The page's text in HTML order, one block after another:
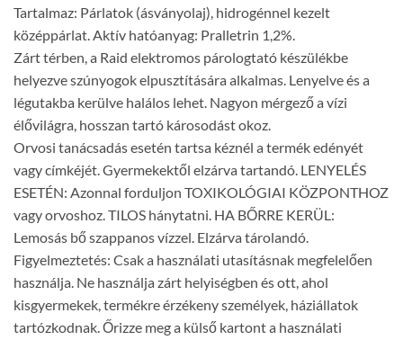
Tartalmaz: Párlatok (ásványolaj), hidrogénnel kezelt
középpárlat. Aktív hatóanyag: Pralletrin 1,2%.
Zárt térben, a Raid elektromos párologtató készülékbe
helyezve szúnyogok elpusztítására alkalmas. Lenyelve és a
légutakba kerülve halálos lehet. Nagyon mérgező a vízi
élővilágra, hosszan tartó károsodást okoz.
Orvosi tanácsadás esetén tartsa kéznél a termék edényét
vagy címkéjét. Gyermekektől elzárva tartandó. LENYELÉS
ESETÉN: Azonnal forduljon TOXIKOLÓGIAI KÖZPONTHOZ
vagy orvoshoz. TILOS hánytatni. HA BŐRRE KERÜL:
Lemosás bő szappanos vízzel. Elzárva tárolandó.
Figyelmeztetés: Csak a használati utasításnak megfelelően
használja. Ne használja zárt helyiségben és ott, ahol
kisgyermekek, termékre érzékeny személyek, háziállatok
tartózkodnak. Őrizze meg a külső kartont a használati